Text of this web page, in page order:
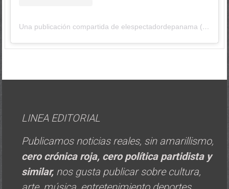
Una publicación compartida de elespectadordepanama (@elespectadordepanama)
LINEA EDITORIAL
Publicamos noticias reales, sin amarillismo,
cero crónica roja, cero política partidista y
similar, nos gusta publicar sobre cultura,